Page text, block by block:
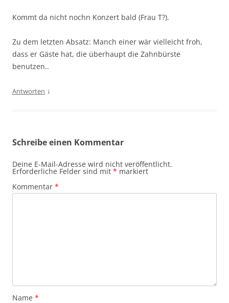
Kommt da nicht nochn Konzert bald (Frau T?).
Zu dem letzten Absatz: Manch einer wär vielleicht froh,
dass er Gäste hat, die überhaupt die Zahnbürste
benutzen..
Antworten ↓
Schreibe einen Kommentar
Deine E-Mail-Adresse wird nicht veröffentlicht.
Erforderliche Felder sind mit * markiert
Kommentar *
Name *